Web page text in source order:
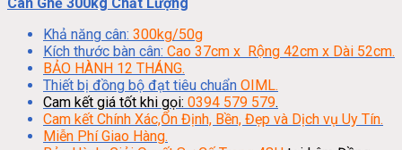
Khả năng cân: 300kg/50g
Kích thước bàn cân: Cao 37cm x Rộng 42cm x Dài 52cm.
BẢO HÀNH 12 THÁNG.
Thiết bị đồng bộ đạt tiêu chuẩn OIML.
Cam kết giá tốt khi gọi: 0394 579 579.
Cam kết Chính Xác,Ổn Định, Bền, Đẹp và Dịch vụ Uy Tín.
Miễn Phí Giao Hàng.